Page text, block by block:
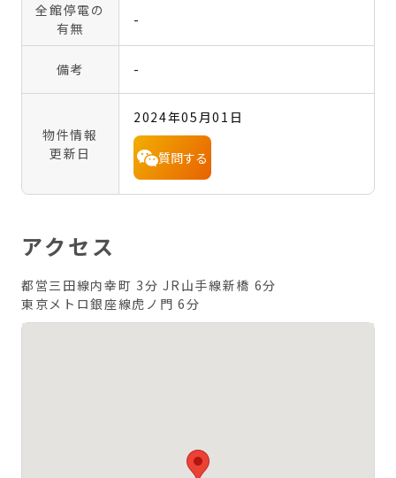
全館停電の
有無
-
備考 -
物件情報
更新日
2024年05月01日
質問する
アクセス
都営三田線内幸町 3分 JR山手線新橋 6分
東京メトロ銀座線虎ノ門 6分